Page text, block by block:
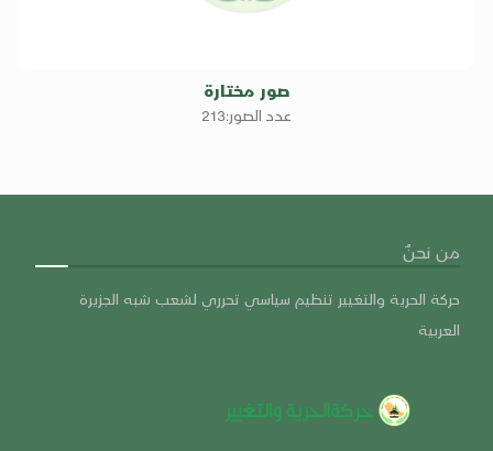
صور مختارة
عدد الصور:213
من نحنٌ
حركة الحرية والتغيير تنظيم سياسي تحرري لشعب شبه الجزيرة
العربية